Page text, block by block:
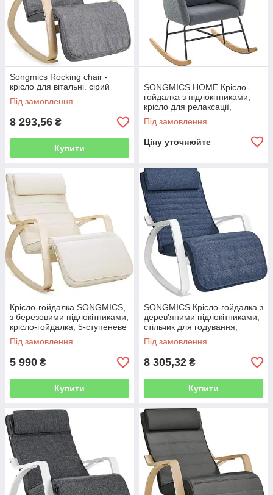
Songmics Rocking chair -
крісло для вітальні. сірий
Під замовлення
8 293,56 ₴
Купити
SONGMICS HOME Крісло-
гойдалка з підлокітниками,
крісло для релаксації,
флісове покриття, сталевий
каркас, гумові дерев’яні
Під замовлення
Ціну уточнюйте
Крісло-гойдалка SONGMICS,
з березовими підлокітниками,
крісло-гойдалка, 5-ступеневе
регулювання підніжки, крісло
для відпочинку,
Під замовлення
5 990 ₴
Купити
SONGMICS Крісло-гойдалка з
дерев'яними підлокітниками,
стільчик для годування,
регульована підніжка в 5
положеннях,
Під замовлення
8 305,32 ₴
Купити